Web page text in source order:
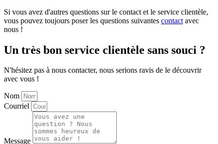
Si vous avez d'autres questions sur le contact et le service clientèle,
vous pouvez toujours poser les questions suivantes contact avec
nous !
Un très bon service clientèle sans souci ?
N'hésitez pas à nous contacter, nous serions ravis de le découvrir
avec vous !
Nom
Courriel
Message